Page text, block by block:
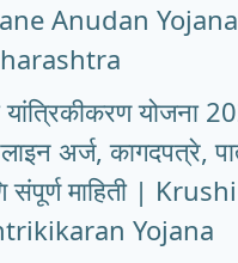
Anudan
यांत्रिकीकरण योजना
अर्ज, कागदपत्रे,
संपूर्ण माहिती | Krushi
Yojana